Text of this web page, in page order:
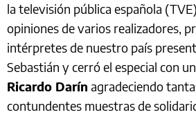
la televisión pública española
opiniones de varios realizadores,
intérpretes de nuestro país
Sebastián y cerró el especial con
Ricardo Darín agradeciendo
contundentes muestras de